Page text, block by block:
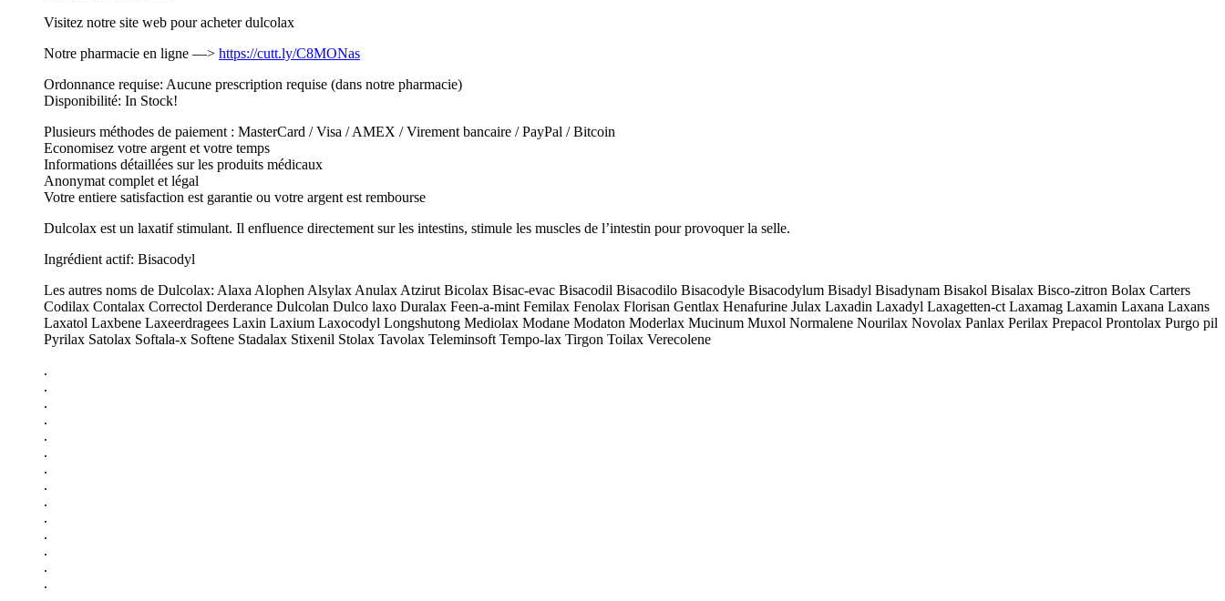
Visitez notre site web pour acheter dulcolax
Notre pharmacie en ligne —> https://cutt.ly/C8MONas
Ordonnance requise: Aucune prescription requise (dans notre pharmacie)
Disponibilité: In Stock!
Plusieurs méthodes de paiement : MasterCard / Visa / AMEX / Virement bancaire / PayPal / Bitcoin
Economisez votre argent et votre temps
Informations détaillées sur les produits médicaux
Anonymat complet et légal
Votre entiere satisfaction est garantie ou votre argent est rembourse
Dulcolax est un laxatif stimulant. Il enfluence directement sur les intestins, stimule les muscles de l’intestin pour provoquer la selle.
Ingrédient actif: Bisacodyl
Les autres noms de Dulcolax: Alaxa Alophen Alsylax Anulax Atzirut Bicolax Bisac-evac Bisacodil Bisacodilo Bisacodyle Bisacodylum Bisadyl Bisadynam Bisakol Bisalax Bisco-zitron Bolax Carters
Codilax Contalax Correctol Derderance Dulcolan Dulco laxo Duralax Feen-a-mint Femilax Fenolax Florisan Gentlax Henafurine Julax Laxadin Laxadyl Laxagetten-ct Laxamag Laxamin Laxana Laxans
Laxatol Laxbene Laxeerdragees Laxin Laxium Laxocodyl Longshutong Mediolax Modane Modaton Moderlax Mucinum Muxol Normalene Nourilax Novolax Panlax Perilax Prepacol Prontolax Purgo pil
Pyrilax Satolax Softala-x Softene Stadalax Stixenil Stolax Tavolax Teleminsoft Tempo-lax Tirgon Toilax Verecolene
.
.
.
.
.
.
.
.
.
.
.
.
.
.